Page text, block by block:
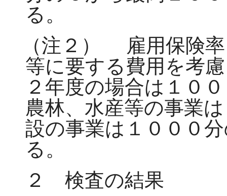
る。
（注２）
雇用保険率
等に要する費用を考
２年度の場合は１０
農林、水産等の事業
設の事業は１０００
る。
２ 検査の結果